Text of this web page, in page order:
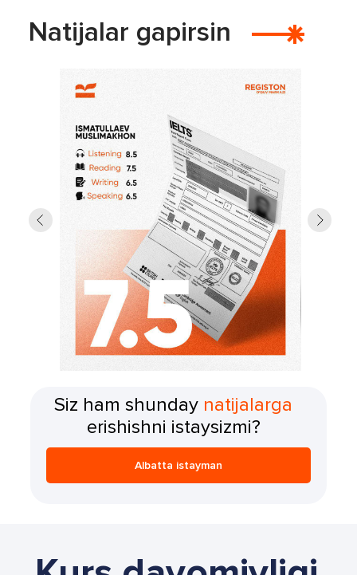
Natijalar gapirsin
Siz ham shunday natijalarga
erishishni istaysizmi?
Albatta istayman